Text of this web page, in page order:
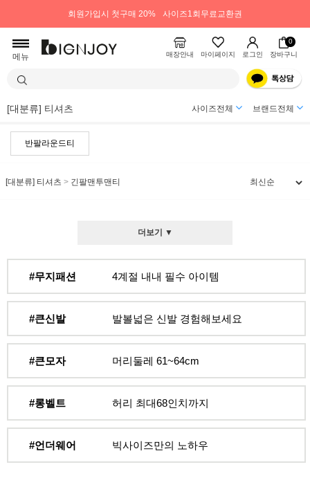
회원가입시 첫구매 20% 사이즈1회무료교환권
메뉴 매장안내 마이페이지 로그인
0
장바구니
[대분류] 티셔츠 사이즈전체 브랜드전체
반팔라운드티
[대분류] 티셔츠 > 긴팔맨투맨티
더보기 ▼
#무지패션 4계절 내내 필수 아이템
#큰신발 발볼넓은 신발 경험해보세요
#큰모자 머리둘레 61~64cm
#롱벨트 허리 최대68인치까지
#언더웨어 빅사이즈만의 노하우